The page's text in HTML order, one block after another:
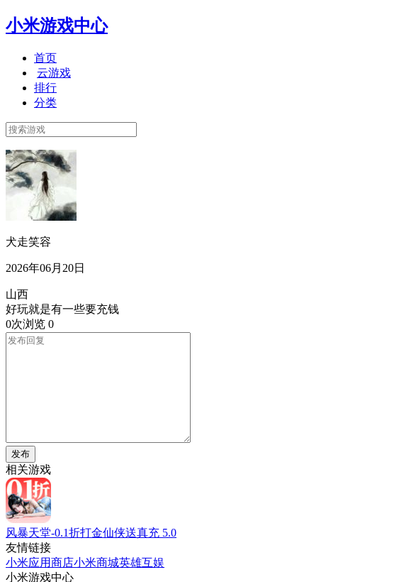
小米游戏中心
首页
云游戏
排行
分类
犬走笑容
2026年06月20日
山西
好玩就是有一些要充钱
0次浏览 0
发布
相关游戏
风暴天堂-0.1折打金仙侠送真充 5.0
友情链接
小米应用商店小米商城英雄互娱
小米游戏中心